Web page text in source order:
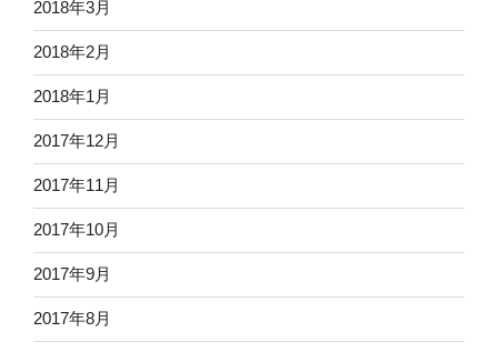
2018年3月
2018年2月
2018年1月
2017年12月
2017年11月
2017年10月
2017年9月
2017年8月